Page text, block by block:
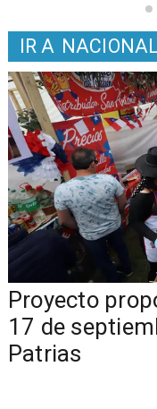
IR A
Proyecto
17 de
Patrias